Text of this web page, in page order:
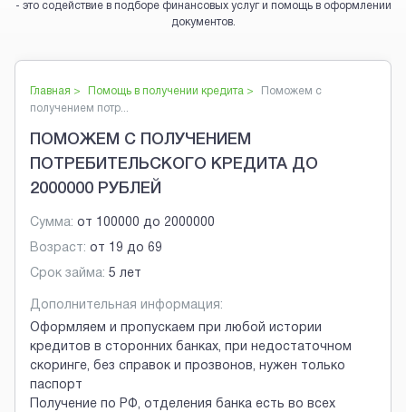
- это содействие в подборе финансовых услуг и помощь в оформлении
документов.
Главная > Помощь в получении кредита >
Поможем с
получением потр...
ПОМОЖЕМ С ПОЛУЧЕНИЕМ
ПОТРЕБИТЕЛЬСКОГО КРЕДИТА ДО
2000000 РУБЛЕЙ
Сумма: от 100000 до 2000000
Возраст: от 19 до 69
Срок займа: 5 лет
Дополнительная информация:
Оформляем и пропускаем при любой истории
кредитов в сторонних банках, при недостаточном
скоринге, без справок и прозвонов, нужен только
паспорт
Получение по РФ, отделения банка есть во всех